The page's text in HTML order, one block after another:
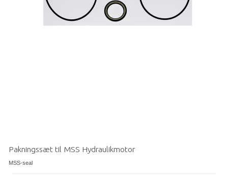
Pakningssæt til MSS Hydraulikmotor
MSS-seal